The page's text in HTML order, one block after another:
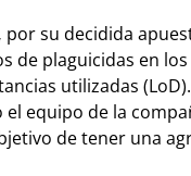
por su decidida
de plaguicidas en
utilizadas
equipo de la
de tener una